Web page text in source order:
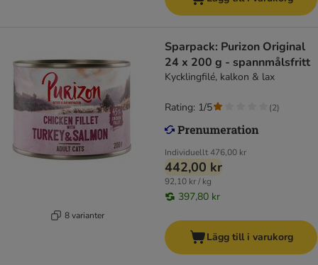
8 varianter
Sparpack: Purizon Original
24 x 200 g - spannmålsfritt
Kycklingfilé, kalkon & lax
Individuellt476,00 kr
442,00 kr
92,10 kr / kg
397,80 kr
Rating: 1/5 (2)
Lägg till i varukorg